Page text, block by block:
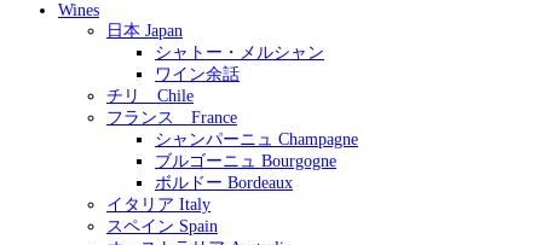
Wines
日本 Japan
シャトー・メルシャン
ワイン余話
チリ Chile
フランス France
シャンパーニュ Champagne
ブルゴーニュ Bourgogne
ボルドー Bordeaux
イタリア Italy
スペイン Spain